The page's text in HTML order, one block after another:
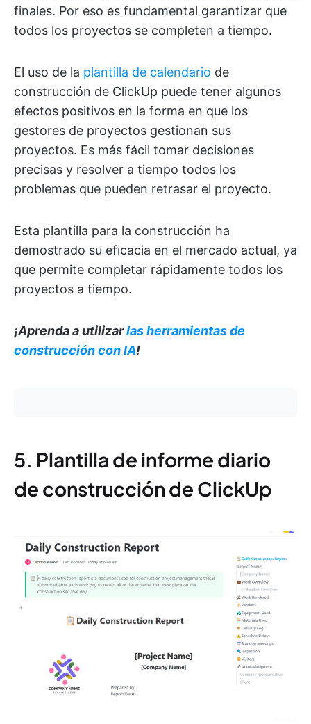
finales. Por eso es fundamental garantizar que
todos los proyectos se completen a tiempo.
El uso de la plantilla de calendario de
construcción de ClickUp puede tener algunos
efectos positivos en la forma en que los
gestores de proyectos gestionan sus
proyectos. Es más fácil tomar decisiones
precisas y resolver a tiempo todos los
problemas que pueden retrasar el proyecto.
Esta plantilla para la construcción ha
demostrado su eficacia en el mercado actual, ya
que permite completar rápidamente todos los
proyectos a tiempo.
¡Aprenda a utilizarlas herramientas de
construcción con IA!
5. Plantilla de informe diario
de construcción de ClickUp